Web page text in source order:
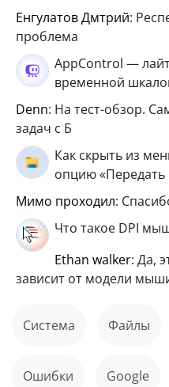
Енгулатов Дмтрий:
проблема
AppControl —
временной
Denn: На тест-обзор.
задач с Б
Как скрыть из
опцию «Передать
мимо проходил:
Что такое DPI
ethan walker: Да,
зависит от модели
Система файлы
ошибки Google